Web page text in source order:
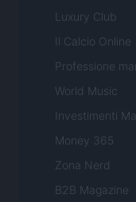
Luxury Club
Il Calcio Online
Professione
World Music
Investimenti
Money 365
Zona Nerd
B2B Magazine